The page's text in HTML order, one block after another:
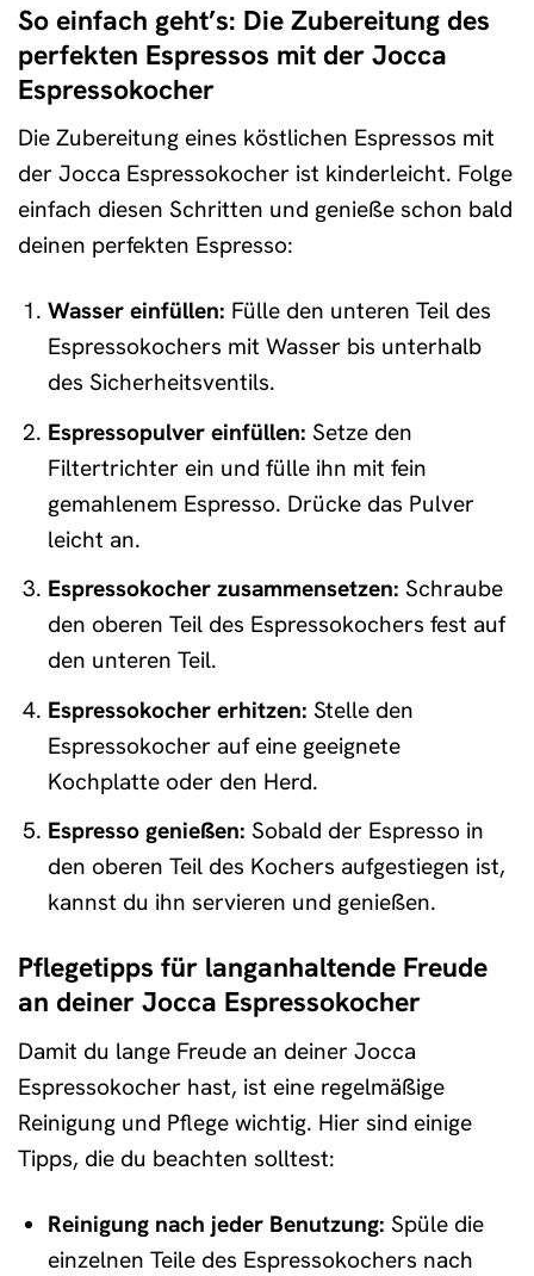
So einfach geht’s: Die Zubereitung des
perfekten Espressos mit der Jocca
Espressokocher
Die Zubereitung eines köstlichen Espressos mit
der Jocca Espressokocher ist kinderleicht. Folge
einfach diesen Schritten und genieße schon bald
deinen perfekten Espresso:
Wasser einfüllen: Fülle den unteren Teil des
Espressokochers mit Wasser bis unterhalb
des Sicherheitsventils.
Espressopulver einfüllen: Setze den
Filtertrichter ein und fülle ihn mit fein
gemahlenem Espresso. Drücke das Pulver
leicht an.
Espressokocher zusammensetzen: Schraube
den oberen Teil des Espressokochers fest auf
den unteren Teil.
Espressokocher erhitzen: Stelle den
Espressokocher auf eine geeignete
Kochplatte oder den Herd.
Espresso genießen: Sobald der Espresso in
den oberen Teil des Kochers aufgestiegen ist,
kannst du ihn servieren und genießen.
Pflegetipps für langanhaltende Freude
an deiner Jocca Espressokocher
Damit du lange Freude an deiner Jocca
Espressokocher hast, ist eine regelmäßige
Reinigung und Pflege wichtig. Hier sind einige
Tipps, die du beachten solltest:
Reinigung nach jeder Benutzung: Spüle die
einzelnen Teile des Espressokochers nach